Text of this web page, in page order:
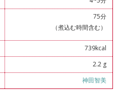
75分
（煮込む時間含む）
739kcal
2.2 g
神田智美